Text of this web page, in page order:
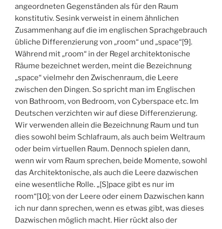
angeordneten Gegenständen als für den Raum
konstitutiv. Sesink verweist in einem ähnlichen
Zusammenhang auf die im englischen Sprachgebrauch
übliche Differenzierung von „room“ und „space“[9].
Während mit „room“ in der Regel architektonische
Räume bezeichnet werden, meint die Bezeichnung
„space“ vielmehr den Zwischenraum, die Leere
zwischen den Dingen. So spricht man im Englischen
von Bathroom, von Bedroom, von Cyberspace etc. Im
Deutschen verzichten wir auf diese Differenzierung.
Wir verwenden allein die Bezeichnung Raum und tun
dies sowohl beim Schlafraum, als auch beim Weltraum
oder beim virtuellen Raum. Dennoch spielen dann,
wenn wir vom Raum sprechen, beide Momente, sowohl
das Architektonische, als auch die Leere dazwischen
eine wesentliche Rolle. „[S]pace gibt es nur im
room“[10]; von der Leere oder einem Dazwischen kann
ich nur dann sprechen, wenn es etwas gibt, was dieses
Dazwischen möglich macht. Hier rückt also der